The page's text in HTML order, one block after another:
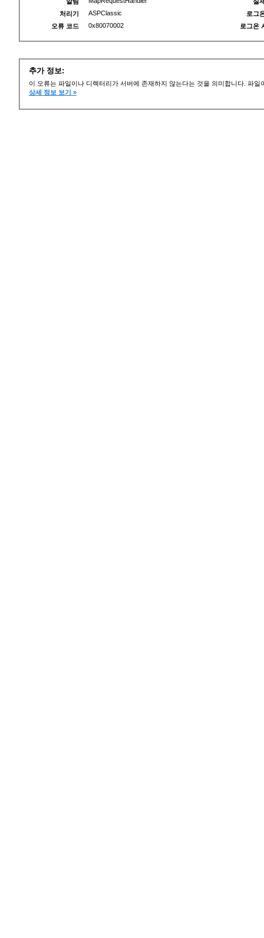
처리기
ASPClassic
오류 코드
0x80070002
로그
로그온
추가 정보:
이 오류는 파일이나 디렉터리가 서버에 존재하지 않는다는 것을 의미합니다. 파
상세 정보 보기 »